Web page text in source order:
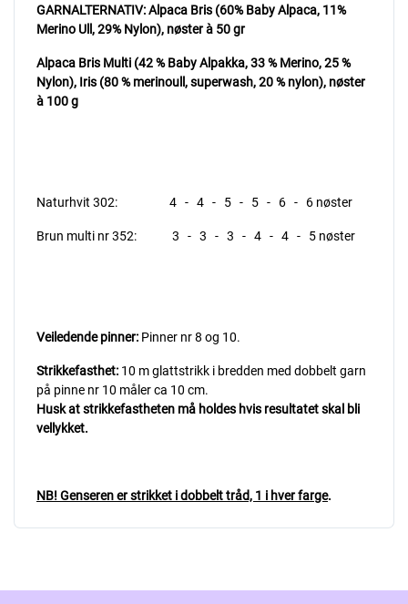
GARNALTERNATIV: Alpaca Bris (60% Baby Alpaca, 11%
Merino Ull, 29% Nylon), nøster à 50 gr
Alpaca Bris Multi (42 % Baby Alpakka, 33 % Merino, 25 %
Nylon), Iris (80 % merinoull, superwash, 20 % nylon), nøster
à 100 g
Naturhvit 302: 4 - 4 - 5 - 5 - 6 - 6 nøster
Brun multi nr 352: 3 - 3 - 3 - 4 - 4 - 5 nøster
Veiledende pinner: Pinner nr 8 og 10.
Strikkefasthet: 10 m glattstrikk i bredden med dobbelt garn
på pinne nr 10 måler ca 10 cm.
Husk at strikkefastheten må holdes hvis resultatet skal bli
vellykket.
NB! Genseren er strikket i dobbelt tråd, 1 i hver farge.